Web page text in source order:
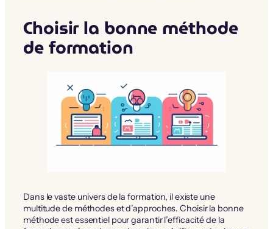
Choisir la bonne méthode
de formation
Dans le vaste univers de la formation, il existe une
multitude de méthodes et d’approches. Choisir la bonne
méthode est essentiel pour garantir l’efficacité de la